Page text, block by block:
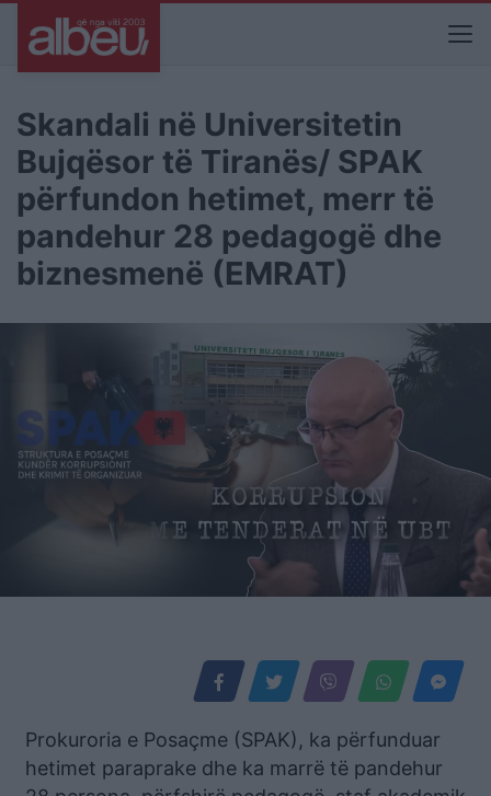
Skandali në Universitetin
Bujqësor të Tiranës/ SPAK
përfundon hetimet, merr të
pandehur 28 pedagogë dhe
biznesmenë (EMRAT)
Prokuroria e Posaçme (SPAK), ka përfunduar
hetimet paraprake dhe ka marrë të pandehur